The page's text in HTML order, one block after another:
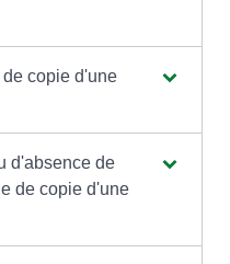
copie d'une
d'absence de
de copie d'une